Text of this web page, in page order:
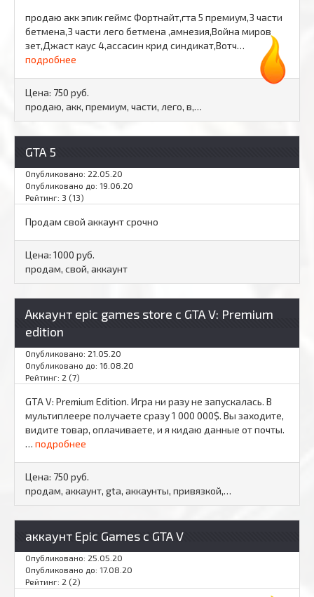
продаю акк эпик геймс Фортнайт,гта 5 премиум,3 части
бетмена,3 части лего бетмена ,амнезия,Война миров
зет,Джаст каус 4,ассасин крид синдикат,Вотч…
подробнее
Цена: 750 руб.
продаю, акк, премиум, части, лего, в,…
GTA 5
Опубликовано: 22.05.20
Опубликовано до: 19.06.20
Рейтинг: 3 (13)
Продам свой аккаунт срочно
Цена: 1000 руб.
продам, свой, аккаунт
Аккаунт epic games store с GTA V: Premium
edition
Опубликовано: 21.05.20
Опубликовано до: 16.08.20
Рейтинг: 2 (7)
GTA V: Premium Edition. Игра ни разу не запускалась. В
мультиплеере получаете сразу 1 000 000$. Вы заходите,
видите товар, оплачиваете, и я кидаю данные от почты.
… подробнее
Цена: 750 руб.
продам, аккаунт, gta, аккаунты, привязкой,…
аккаунт Epic Games с GTA V
Опубликовано: 25.05.20
Опубликовано до: 17.08.20
Рейтинг: 2 (2)